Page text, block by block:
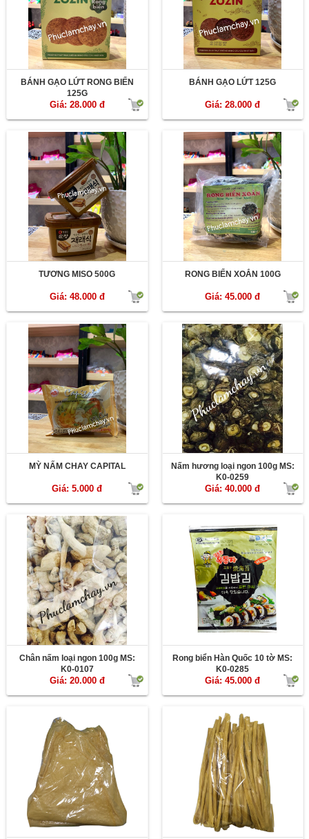
BÁNH GẠO LỨT RONG BIỂN
125G
Giá: 28.000 đ
BÁNH GẠO LỨT 125G
Giá: 28.000 đ
TƯƠNG MISO 500G
Giá: 48.000 đ
RONG BIỂN XOẮN 100G
Giá: 45.000 đ
MỲ NẤM CHAY CAPITAL
Giá: 5.000 đ
Nấm hương loại ngon 100g MS:
K0-0259
Giá: 40.000 đ
Chân nấm loại ngon 100g MS:
K0-0107
Giá: 20.000 đ
Rong biển Hàn Quốc 10 tờ MS:
K0-0285
Giá: 45.000 đ